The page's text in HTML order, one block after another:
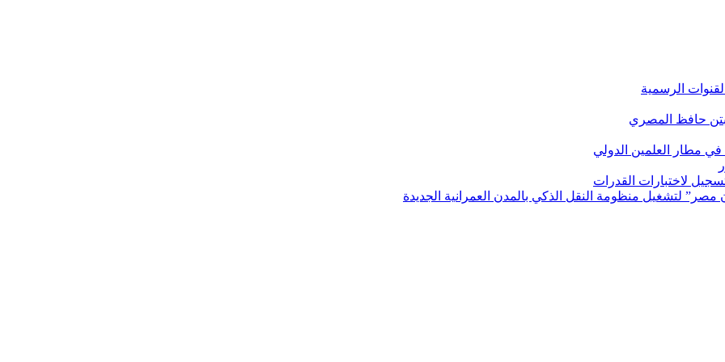
الرسمية
حافظ المصري
مطار العلمين الدولي
لاختبارات القدرات
لتشغيل منظومة النقل الذكي بالمدن العمرانية الجديدة